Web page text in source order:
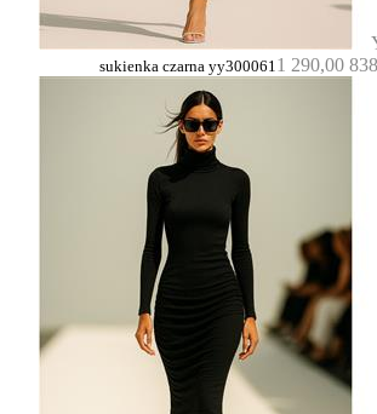
sukienka czarna yy3000611 290,00